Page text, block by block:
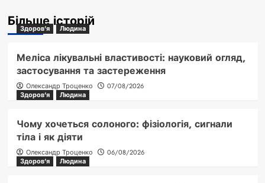
Більше історій
Здоров'я Людина
Меліса лікувальні властивості: науковий огляд,
застосування та застереження
Олександр Троценко
07/08/2026
Здоров'я
Людина
Чому хочеться солоного: фізіологія, сигнали
тіла і як діяти
Олександр Троценко
06/08/2026
Здоров'я
Людина